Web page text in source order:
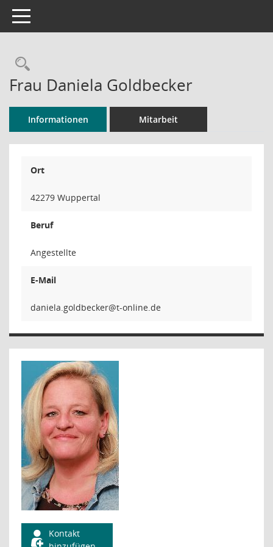
Toggle navigation
Rechercheauswahl
Frau Daniela Goldbecker
Informationen Mitarbeit
Ort
42279 Wuppertal
Beruf
Angestellte
E-Mail
rekcebdlo
Kontakt